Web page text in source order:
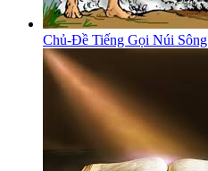
Chủ-Đề Tiếng Gọi Núi Sông